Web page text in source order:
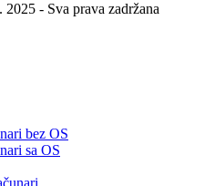
- Sva prava zadržana
bez OS
sa OS